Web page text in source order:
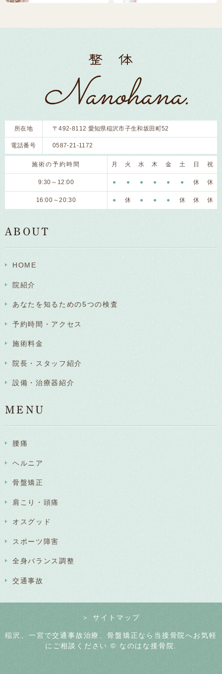
所在地 〒492-8112 愛知県稲沢市子生和坂田町52
電話番号 0587-21-1172
施術の予約時間 月 火 水 木 金 土 日 祝
9:30～12:00 ● ● ● ● ● ● 休 休
16:00～20:30 ● 休 ● ● ● 休 休 休
ABOUT
HOME
院紹介
あなたを知るための5つの検査
予約時間・アクセス
施術料金
院長・スタッフ紹介
設備・治療器紹介
MENU
腰痛
ヘルニア
骨盤矯正
肩こり・頭痛
オスグッド
スポーツ障害
全身バランス調整
交通事故
＞ サイトマップ
稲沢、一宮で交通事故治療、骨盤矯正なら当接骨院へお気軽
にご相談ください © なのはな接骨院.